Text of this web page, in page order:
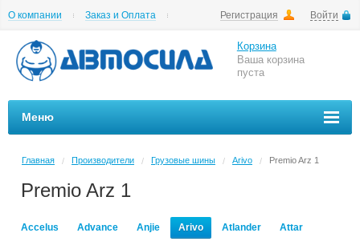
Регистрация Войти
О компании
Заказ и Оплата
Корзина
Ваша корзина
пуста
Меню
Главная / Производители / Грузовые шины / Arivo / Premio Arz 1
Premio Arz 1
Accelus Advance Anjie Arivo Atlander Attar